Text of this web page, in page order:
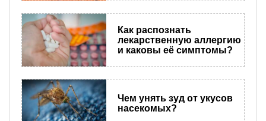
​Как распознать
лекарственную аллергию
и каковы её симптомы?
Чем унять зуд от укусов
насекомых?